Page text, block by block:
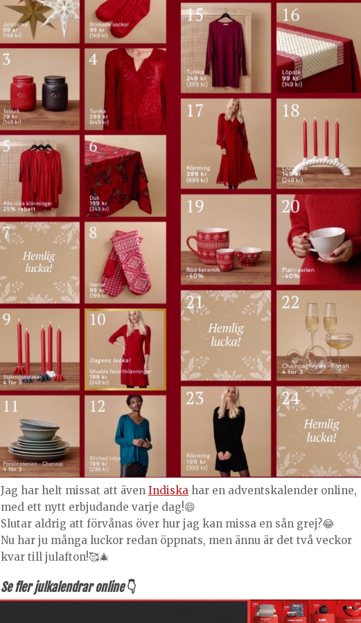
Jag har helt missat att även Indiska har en adventskalender online,
med ett nytt erbjudande varje dag!😄
Slutar aldrig att förvånas över hur jag kan missa en sån grej?😂
Nu har ju många luckor redan öppnats, men ännu är det två veckor
kvar till julafton!🥰🎄
Se fler julkalendrar online👇